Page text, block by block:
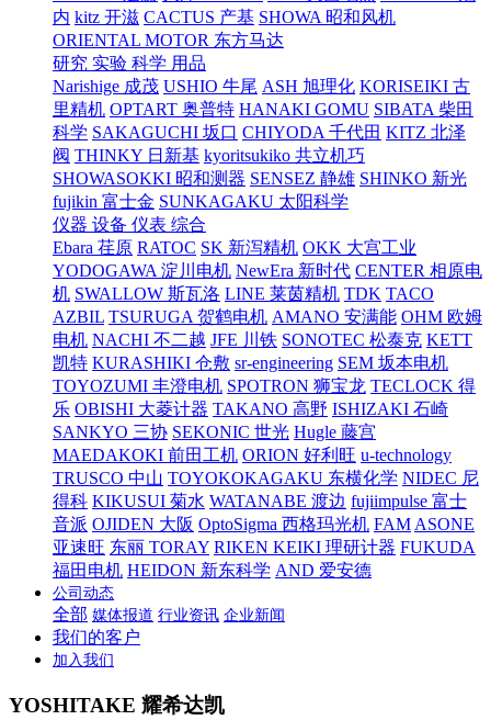
内 kitz 开滋 CACTUS 产基 SHOWA 昭和风机
ORIENTAL MOTOR 东方马达
研究 实验 科学 用品
Narishige 成茂 USHIO 牛尾 ASH 旭理化 KORISEIKI 古
里精机 OPTART 奥普特 HANAKI GOMU SIBATA 柴田
科学 SAKAGUCHI 坂口 CHIYODA 千代田 KITZ 北泽
阀 THINKY 日新基 kyoritsukiko 共立机巧
SHOWASOKKI 昭和测器 SENSEZ 静雄 SHINKO 新光
fujikin 富士金 SUNKAGAKU 太阳科学
仪器 设备 仪表 综合
Ebara 荏原 RATOC SK 新泻精机 OKK 大宫工业
YODOGAWA 淀川电机 NewEra 新时代 CENTER 相原电
机 SWALLOW 斯瓦洛 LINE 莱茵精机 TDK TACO
AZBIL TSURUGA 贺鹤电机 AMANO 安满能 OHM 欧姆
电机 NACHI 不二越 JFE 川铁 SONOTEC 松泰克 KETT
凯特 KURASHIKI 仓敷 sr-engineering SEM 坂本电机
TOYOZUMI 丰澄电机 SPOTRON 狮宝龙 TECLOCK 得
乐 OBISHI 大菱计器 TAKANO 高野 ISHIZAKI 石崎
SANKYO 三协 SEKONIC 世光 Hugle 藤宫
MAEDAKOKI 前田工机 ORION 好利旺 u-technology
TRUSCO 中山 TOYOKOKAGAKU 东横化学 NIDEC 尼
得科 KIKUSUI 菊水 WATANABE 渡边 fujiimpulse 富士
音派 OJIDEN 大阪 OptoSigma 西格玛光机 FAM ASONE
亚速旺 东丽 TORAY RIKEN KEIKI 理研计器 FUKUDA
福田电机 HEIDON 新东科学 AND 爱安德
公司动态
全部 媒体报道 行业资讯 企业新闻
我们的客户
加入我们
YOSHITAKE 耀希达凯